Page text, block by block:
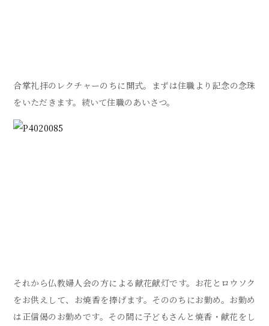
合掌礼拝のレクチャーのちに開式。まずは住職より記念の念珠
をいただきます。続いて住職のあいさつ。
それから仏教婦人会の方による献花献灯です。お花とロウソク
をお供えして、お焼香を捧げます。そののちにお勤め。お勤め
は正信偈のお勤めです。その間に子どもさんと焼香・献花をし